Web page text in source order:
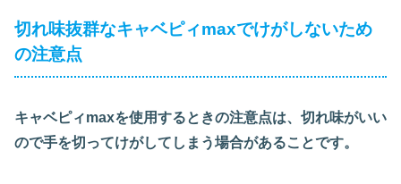
切れ味抜群なキャベピィmaxでけがしないため
の注意点
キャベピィmaxを使用するときの注意点は、切れ味がいい
ので手を切ってけがしてしまう場合があることです。